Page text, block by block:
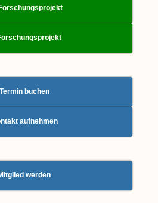
Termin buchen
aufnehmen
werden